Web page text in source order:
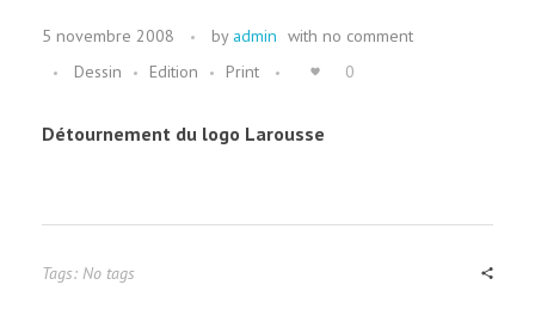
5 novembre 2008 by admin with no comment
Dessin
Edition Print 0
Détournement du logo Larousse
Tags: No tags